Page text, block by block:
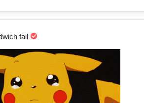
你自己 說是看我的眼睛
fail